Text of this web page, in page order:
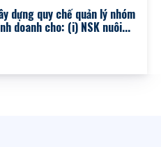
dựng quy chế quản lý nhóm
doanh cho: (i) NSK nuôi...